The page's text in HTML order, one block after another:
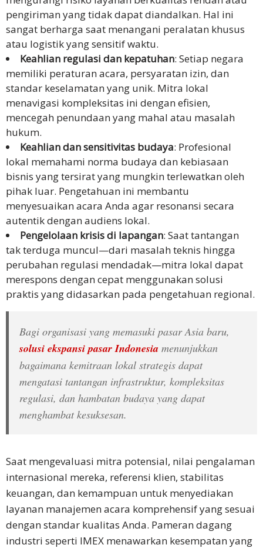
pengiriman yang tidak dapat diandalkan. Hal ini
sangat berharga saat menangani peralatan khusus
atau logistik yang sensitif waktu.
Keahlian regulasi dan kepatuhan: Setiap negara
memiliki peraturan acara, persyaratan izin, dan
standar keselamatan yang unik. Mitra lokal
menavigasi kompleksitas ini dengan efisien,
mencegah penundaan yang mahal atau masalah
hukum.
Keahlian dan sensitivitas budaya: Profesional
lokal memahami norma budaya dan kebiasaan
bisnis yang tersirat yang mungkin terlewatkan oleh
pihak luar. Pengetahuan ini membantu
menyesuaikan acara Anda agar resonansi secara
autentik dengan audiens lokal.
Pengelolaan krisis di lapangan: Saat tantangan
tak terduga muncul—dari masalah teknis hingga
perubahan regulasi mendadak—mitra lokal dapat
merespons dengan cepat menggunakan solusi
praktis yang didasarkan pada pengetahuan regional.
Bagi organisasi yang memasuki pasar Asia baru,
solusi ekspansi pasar Indonesia menunjukkan
bagaimana kemitraan lokal strategis dapat
mengatasi tantangan infrastruktur, kompleksitas
regulasi, dan hambatan budaya yang dapat
menghambat kesuksesan.
Saat mengevaluasi mitra potensial, nilai pengalaman
internasional mereka, referensi klien, stabilitas
keuangan, dan kemampuan untuk menyediakan
layanan manajemen acara komprehensif yang sesuai
dengan standar kualitas Anda. Pameran dagang
industri seperti IMEX menawarkan kesempatan yang